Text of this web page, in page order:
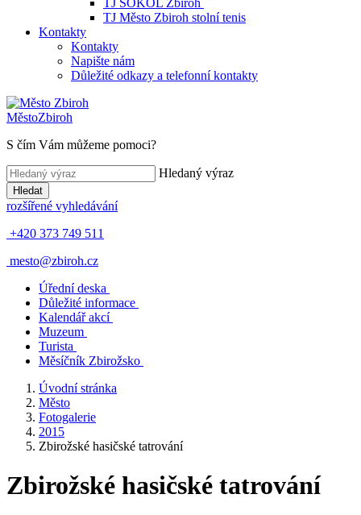
TJ SOKOL Zbiroh
TJ Město Zbiroh stolní tenis
Kontakty
Kontakty
Napište nám
Důležité odkazy a telefonní kontakty
MěstoZbiroh
S čím Vám můžeme pomoci?
Hledaný výraz
Hledat
rozšířené vyhledávání
+420 373 749 511
mesto@zbiroh.cz
Úřední deska
Důležité informace
Kalendář akcí
Muzeum
Turista
Měsíčník Zbirožsko
Úvodní stránka
Město
Fotogalerie
2015
Zbirožské hasičské tatrování
Zbirožské hasičské tatrování